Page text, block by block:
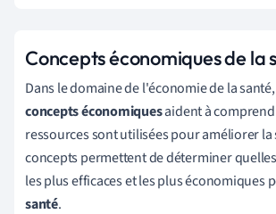
Concepts économiques de la
Dans le domaine de l'économie de la
concepts économiquesaident à
ressources sont utilisées pour améliorer la
concepts permettent de déterminer
les plus efficaces et les plus économiques
santé.